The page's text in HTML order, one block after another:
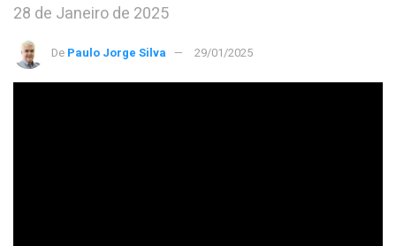
28 de Janeiro de 2025
De Paulo Jorge Silva 29/01/2025